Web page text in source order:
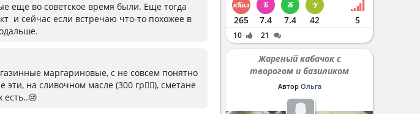
еще во советское время были. Еще тогда
и сейчас если встречаю что-то похожее в
маргариновые, с не совсем понятно
эти, на сливочном масле (300 гр🤦‍♀️), сметане
есть..😢
265 7.4 7.4 42 5
10 21
Жареный кабачок с
творогом и базиликом
Автор Ольга